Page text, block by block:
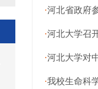
·河北省政府
·河北大学召
·河北大学对
·我校生命科